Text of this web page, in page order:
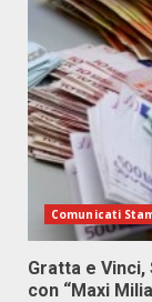
Comunicati
Gratta e Vinci,
con “Maxi